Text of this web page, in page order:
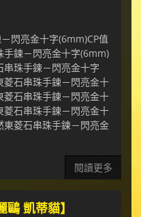
閃亮金十字(6mm)CP值
手鍊－閃亮金十字(6mm)
珠手鍊－閃亮金十字
石串珠手鍊－閃亮金十
石串珠手鍊－閃亮金十
石串珠手鍊－閃亮金十
菱石串珠手鍊－閃亮金
閱讀更多
凱蒂貓】